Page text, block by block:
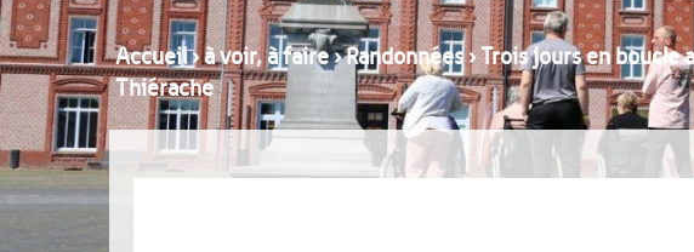
Accueil›à voir, à faire›Randonnées ›Trois jours en boucle
Thiérache